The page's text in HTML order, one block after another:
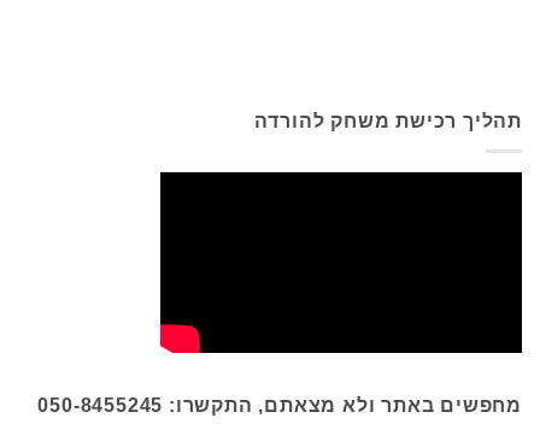
תהליך רכישת משחק להורדה
מחפשים באתר ולא מצאתם, התקשרו: 050-8455245